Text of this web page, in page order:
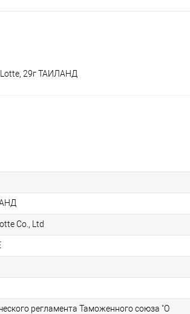
29г ТАИЛАНД
Co., Ltd
регламента Таможенного союза "О